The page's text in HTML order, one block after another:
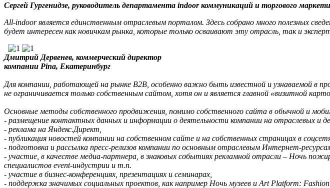
Сергей Гургенидзе, руководитель департамента indoor коммуникаций и торгового
All-indoor является единственным отраслевым порталом. Здесь собрано много полезных
будет интересен как новичкам рынка, которые только осваивают эту отрасль, так и
Дмитрий Дервенев, коммерческий директор
компании Pina, Екатеринбург
Для компании, работающей на рынке B2B, особенно важно быть известной и узнаваемой в
не ограничивается только собственным сайтом, хотя он и является главной «визитной
Основные методы собственного продвижения, помимо собственного сайта в обычной и
- размещение контактных данных и информации о деятельности компании на отраслевых и
- реклама на Яндекс.Директ,
- публикация новостей компании на собственном сайте и на собственных страницах в
- подготовка и рассылка пресс-релизов компании по основным отраслевым Интернет-
- участие, в качестве медиа-партнера, в знаковых событиях рекламной отрасли – Ночь
специалистов event-индустрии и т.п.
- участие в бизнес-конференциях, презентациях и семинарах,
- поддержка значимых социальных проектов, как например Ночь музеев и Art Platform: Fashion